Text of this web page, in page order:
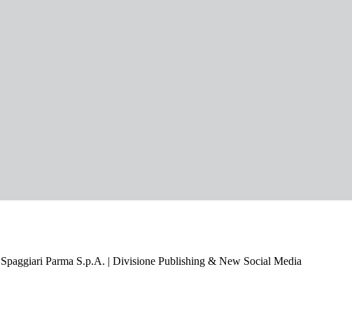
Parma S.p.A. | Divisione Publishing & New Social Media